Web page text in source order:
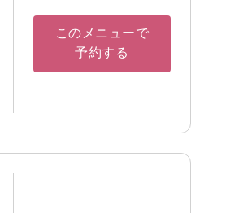
このメニューで
予約する